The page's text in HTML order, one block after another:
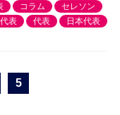
コラム
セレソン
表 代表
日本代表
5